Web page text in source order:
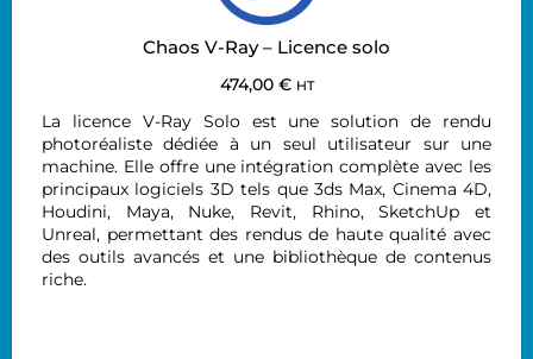
Chaos V-Ray – Licence solo
474,00 € HT
La licence V-Ray Solo est une solution de rendu
photoréaliste dédiée à un seul utilisateur sur une
machine. Elle offre une intégration complète avec les
principaux logiciels 3D tels que 3ds Max, Cinema 4D,
Houdini, Maya, Nuke, Revit, Rhino, SketchUp et
Unreal, permettant des rendus de haute qualité avec
des outils avancés et une bibliothèque de contenus
riche.